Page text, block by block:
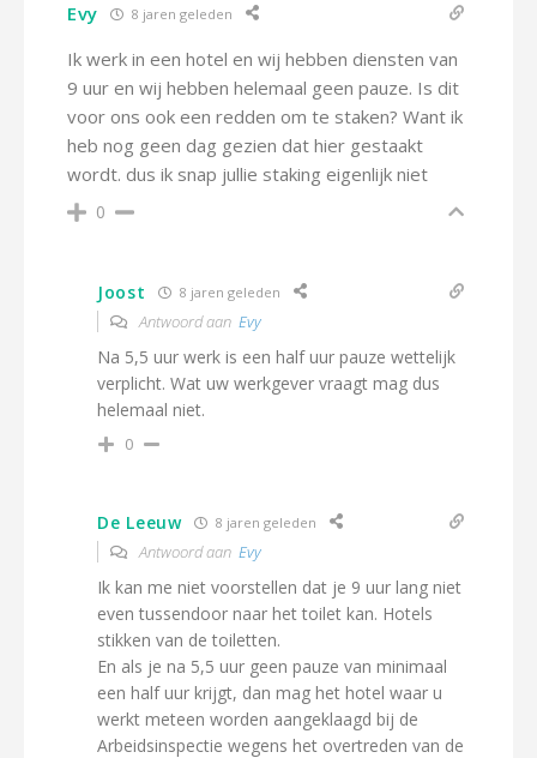
Evy 8 jaren geleden
Ik werk in een hotel en wij hebben diensten van
9 uur en wij hebben helemaal geen pauze. Is dit
voor ons ook een redden om te staken? Want ik
heb nog geen dag gezien dat hier gestaakt
wordt. dus ik snap jullie staking eigenlijk niet
0
Joost 8 jaren geleden
Antwoord aan Evy
Na 5,5 uur werk is een half uur pauze wettelijk
verplicht. Wat uw werkgever vraagt mag dus
helemaal niet.
0
De Leeuw 8 jaren geleden
Antwoord aan Evy
Ik kan me niet voorstellen dat je 9 uur lang niet
even tussendoor naar het toilet kan. Hotels
stikken van de toiletten.
En als je na 5,5 uur geen pauze van minimaal
een half uur krijgt, dan mag het hotel waar u
werkt meteen worden aangeklaagd bij de
Arbeidsinspectie wegens het overtreden van de